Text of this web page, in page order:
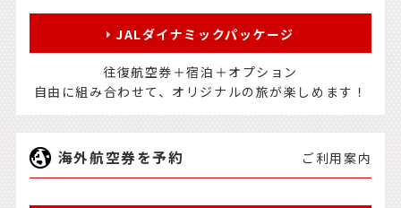
JALダイナミックパッケージ
往復航空券＋宿泊＋オプション
自由に組み合わせて、オリジナルの旅が楽しめます！
海外航空券を予約 ご利用案内